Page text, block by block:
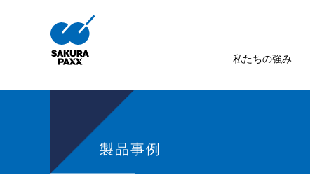
私たちの強み
製品事例